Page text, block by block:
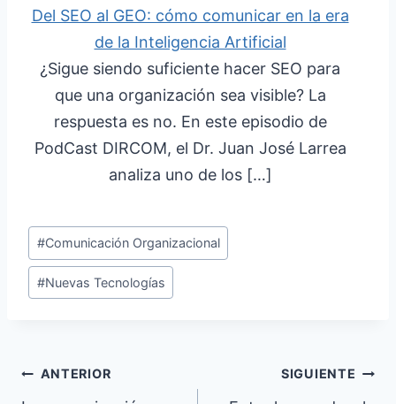
Del SEO al GEO: cómo comunicar en la era
de la Inteligencia Artificial
¿Sigue siendo suficiente hacer SEO para
que una organización sea visible? La
respuesta es no. En este episodio de
PodCast DIRCOM, el Dr. Juan José Larrea
analiza uno de los […]
Etiquetas
de
la
#Comunicación Organizacional
#Nuevas Tecnologías
Navegación
ANTERIOR SIGUIENTE